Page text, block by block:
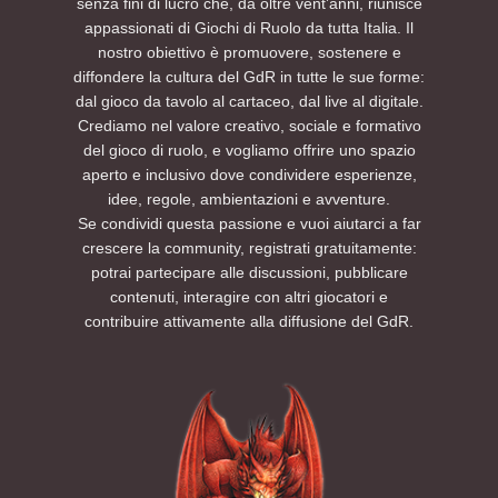
intrecciare letteratura, mito, ecologia,
fumetto, poesia, filosofia e performance in un
unico spazio culturale. Saranno infatti
presenti molti laboratori e attività didattiche
molto interessanti.
Degno di nota per i membri di D'L che
vorranno parteciparvi è il padiglione
nominato Tenda dei Giochi (The Riddle Pit).
Quest'area è dedicata alle attività di gioco,
dove esperti e neofiti potranno cimentarsi in
sessioni multi-tavolo, partecipare a workshop
tematici, provare nuovi giochi in apposite
sessioni dimostrative, chiacchierare e
divertirsi.
tavoli e a farvi entrare subito nell’atmosfera.
La sessione sarà singola e autoconclusiva,
quindi non è necessario aver partecipato ad
altri eventi AETERNIS per godersi la storia
dall’inizio alla fine.
Per ulteriori informazioni consultate la
sezione FAQ di questo evento. Per esigenze
particolari è possibile contattarci tramite i
nostri canali social.
Non vediamo l’ora di vedervi lì.
Preparatevi a tirare l’iniziativa: tra tortelli,
colline e oscurità… la missione sta per
cominciare.
PRENOTA UN POSTO AL TAVOLO SUL NOSTRO
ed eventi futuri, seguite AETERNIS sui social e
su Eventbrite per ricevere le notifiche di
apertura delle nuove iscrizioni.
Sito Web
appassionati di Giochi di Ruolo da tutta Italia. Il
nostro obiettivo è promuovere, sostenere e
diffondere la cultura del GdR in tutte le sue forme:
dal gioco da tavolo al cartaceo, dal live al digitale.
Crediamo nel valore creativo, sociale e formativo
del gioco di ruolo, e vogliamo offrire uno spazio
aperto e inclusivo dove condividere esperienze,
idee, regole, ambientazioni e avventure.
Se condividi questa passione e vuoi aiutarci a far
crescere la community, registrati gratuitamente:
potrai partecipare alle discussioni, pubblicare
contenuti, interagire con altri giocatori e
contribuire attivamente alla diffusione del GdR.